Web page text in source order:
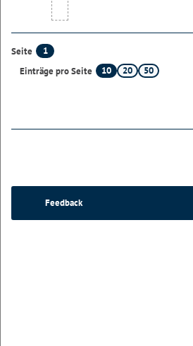
Seite
1
Einträge pro Seite
10 20 50
Feedback